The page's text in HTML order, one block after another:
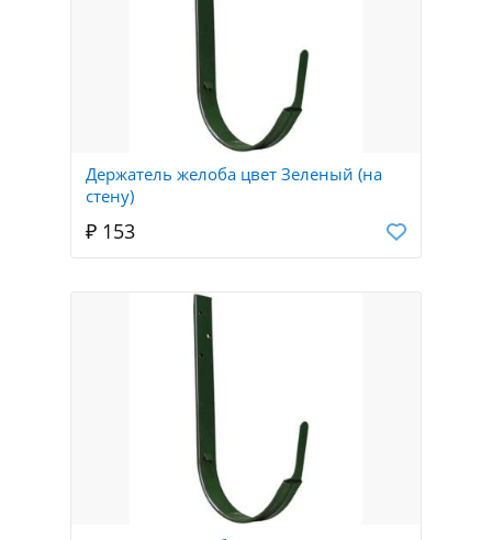
Держатель желоба цвет Зеленый (на
стену)
₽ 153